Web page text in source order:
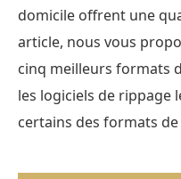
domicile offrent une
article, nous vous
cinq meilleurs formats
les logiciels de
certains des formats